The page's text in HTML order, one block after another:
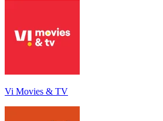
Vi Movies & TV